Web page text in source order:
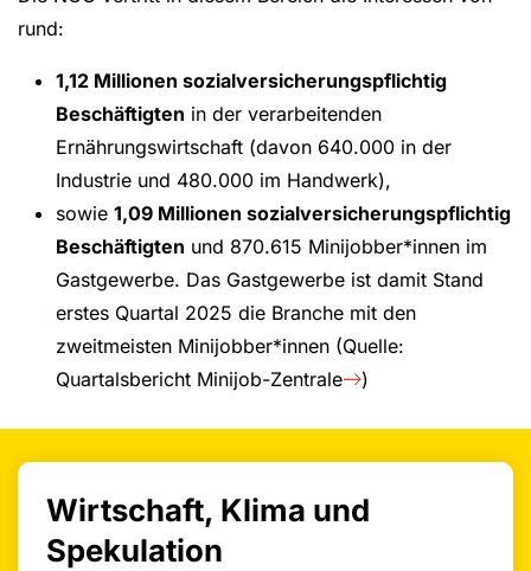
rund:
1,12 Millionen sozialversicherungspflichtig
Beschäftigten in der verarbeitenden
Ernährungswirtschaft (davon 640.000 in der
Industrie und 480.000 im Handwerk),
sowie 1,09 Millionen sozialversicherungspflichtig
Beschäftigten und 870.615 Minijobber*innen im
Gastgewerbe. Das Gastgewerbe ist damit Stand
erstes Quartal 2025 die Branche mit den
zweitmeisten Minijobber*innen (Quelle:
Quartalsbericht Minijob-Zentrale
)
Wirtschaft, Klima und
Spekulation